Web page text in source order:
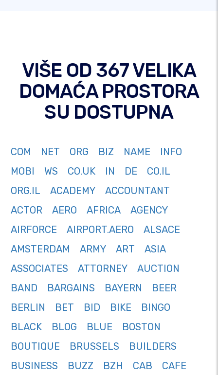
VIŠE OD 367 VELIKA
DOMAĆA PROSTORA
SU DOSTUPNA
COM NET ORG BIZ NAME
INFO
MOBI
WS CO.UK IN DE
CO.IL
ORG.IL
ACADEMY
ACCOUNTANT
ACTOR
AERO AFRICA
AGENCY
AIRFORCE
AIRPORT.AERO
ALSACE
AMSTERDAM
ARMY ART
ASIA
ASSOCIATES
ATTORNEY
AUCTION
BAND
BARGAINS BAYERN
BEER
BERLIN
BET BID BIKE
BINGO
BLACK
BLOG BLUE
BOSTON
BOUTIQUE
BRUSSELS
BUILDERS
BUSINESS
BUZZ BZH CAB
CAFE